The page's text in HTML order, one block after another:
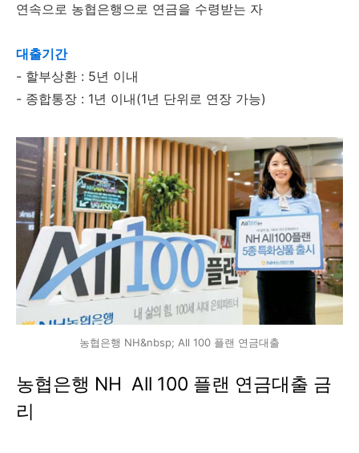
연속으로 농협은행으로 연금을 수령받는 자
대출기간
- 할부상환 : 5년 이내
- 종합통장 : 1년 이내(1년 단위로 연장 가능)
농협은행 NH&nbsp; All 100 플랜 연금대출
농협은행 NH All 100 플랜 연금대출 금
리